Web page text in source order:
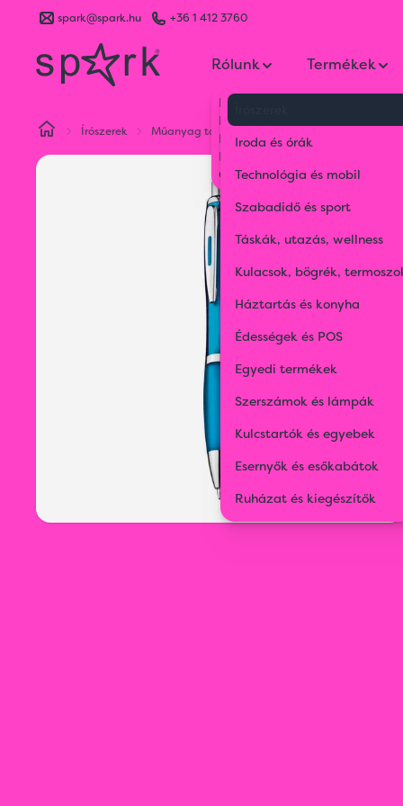
spark@spark.hu +36 1 412 3760
Rólunk
Kik vagyunk
Kapcsolat
Blog
Karrier
Gyakran Ismételt Kérdések
Termékek
Iroda és órák
Technológia és mobil
Szabadidő és sport
Táskák, utazás, wellness
Kulacsok, bögrék,
Háztartás és konyha
Édességek és POS
Egyedi termékek
Szerszámok és lámpák
Kulcstartók és egyebek
Esernyők és esőkabátok
Ruházat és kiegészítők
Írószerek Műanyag tollak